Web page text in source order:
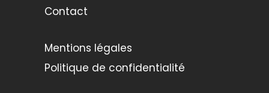
Contact
Mentions légales
Politique de confidentialité